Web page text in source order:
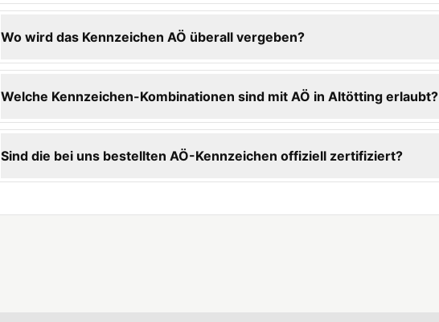
Wo wird das Kennzeichen AÖ überall vergeben?
Welche Kennzeichen-Kombinationen sind mit AÖ in Altötting erlaubt?
Sind die bei uns bestellten AÖ-Kennzeichen offiziell zertifiziert?